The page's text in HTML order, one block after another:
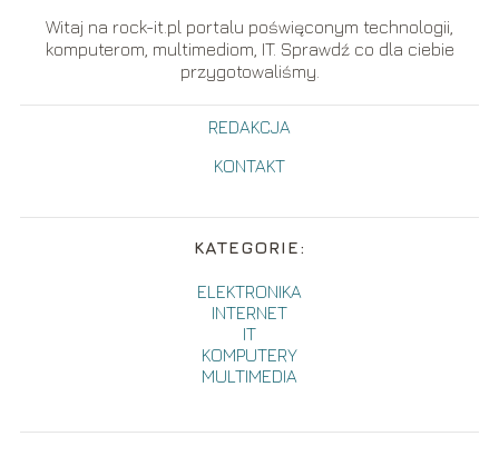
Witaj na rock-it.pl portalu poświęconym technologii,
komputerom, multimediom, IT. Sprawdź co dla ciebie
przygotowaliśmy.
REDAKCJA
KONTAKT
KATEGORIE:
ELEKTRONIKA
INTERNET
IT
KOMPUTERY
MULTIMEDIA